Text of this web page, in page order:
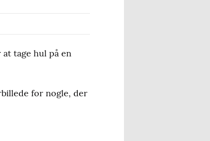
at tage hul på en
for nogle, der